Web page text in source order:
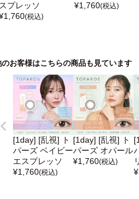
スプレッソ
1,760(税込)
¥1,760(税込)
のお客様はこちらの商品も見ています
[1day] [乱視] ト
パーズ ベイビー
エスプレッソ
¥1,760(税込)
[1day] [乱視] ト
パーズ オパール
¥1,760(税込)
¥